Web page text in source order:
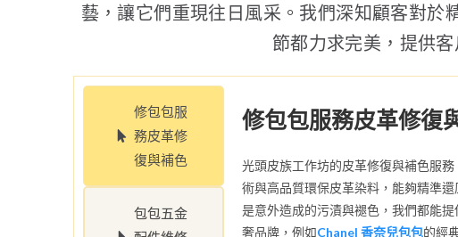
藝，讓它們重現往日風采。我們深知顧客對於
節都力求完美，提供
修包包服
務皮革修
復與補色
包包五金
修包包服務皮革修復
光頭皮族工作坊的皮革修復與補色服
術與高品質環保皮革染料，能夠精準
是意外造成的污漬與褪色，我們都能
奢品牌，例如Chanel 香奈兒包包的經